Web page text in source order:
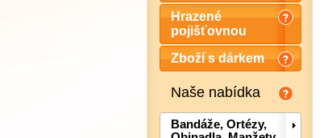
Hrazené
pojišťovnou
Zboží s dárkem
Naše nabídka
Bandáže, Ortézy,